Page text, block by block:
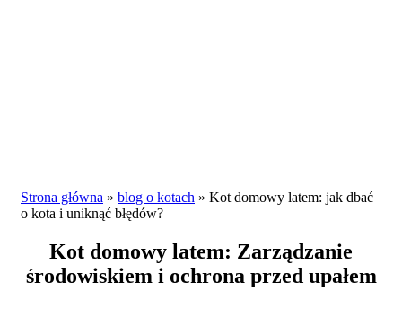
Strona główna » blog o kotach » Kot domowy latem: jak dbać
o kota i uniknąć błędów?
Kot domowy latem: Zarządzanie
środowiskiem i ochrona przed upałem